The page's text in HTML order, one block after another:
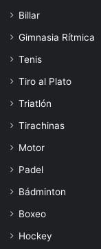
Billar
Gimnasia Rítmica
Tenis
Tiro al Plato
Triatlón
Tirachinas
Motor
Padel
Bádminton
Boxeo
Hockey